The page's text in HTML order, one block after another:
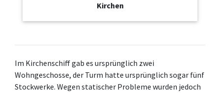
Kirchen
Im Kirchenschiff gab es ursprünglich zwei
Wohngeschosse, der Turm hatte ursprünglich sogar fünf
Stockwerke. Wegen statischer Probleme wurden jedoch